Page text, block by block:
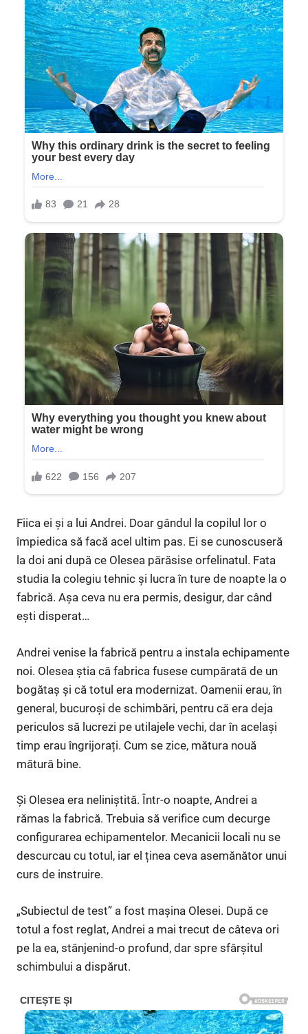
Fiica ei și a lui Andrei. Doar gândul la copilul lor o
împiedica să facă acel ultim pas. Ei se cunoscuseră
la doi ani după ce Olesea părăsise orfelinatul. Fata
studia la colegiu tehnic și lucra în ture de noapte la o
fabrică. Așa ceva nu era permis, desigur, dar când
ești disperat…
Andrei venise la fabrică pentru a instala echipamente
noi. Olesea știa că fabrica fusese cumpărată de un
bogătaș și că totul era modernizat. Oamenii erau, în
general, bucuroși de schimbări, pentru că era deja
periculos să lucrezi pe utilajele vechi, dar în același
timp erau îngrijorați. Cum se zice, mătura nouă
mătură bine.
Și Olesea era neliniștită. Într-o noapte, Andrei a
rămas la fabrică. Trebuia să verifice cum decurge
configurarea echipamentelor. Mecanicii locali nu se
descurcau cu totul, iar el ținea ceva asemănător unui
curs de instruire.
„Subiectul de test” a fost mașina Olesei. După ce
totul a fost reglat, Andrei a mai trecut de câteva ori
pe la ea, stânjenind-o profund, dar spre sfârșitul
schimbului a dispărut.